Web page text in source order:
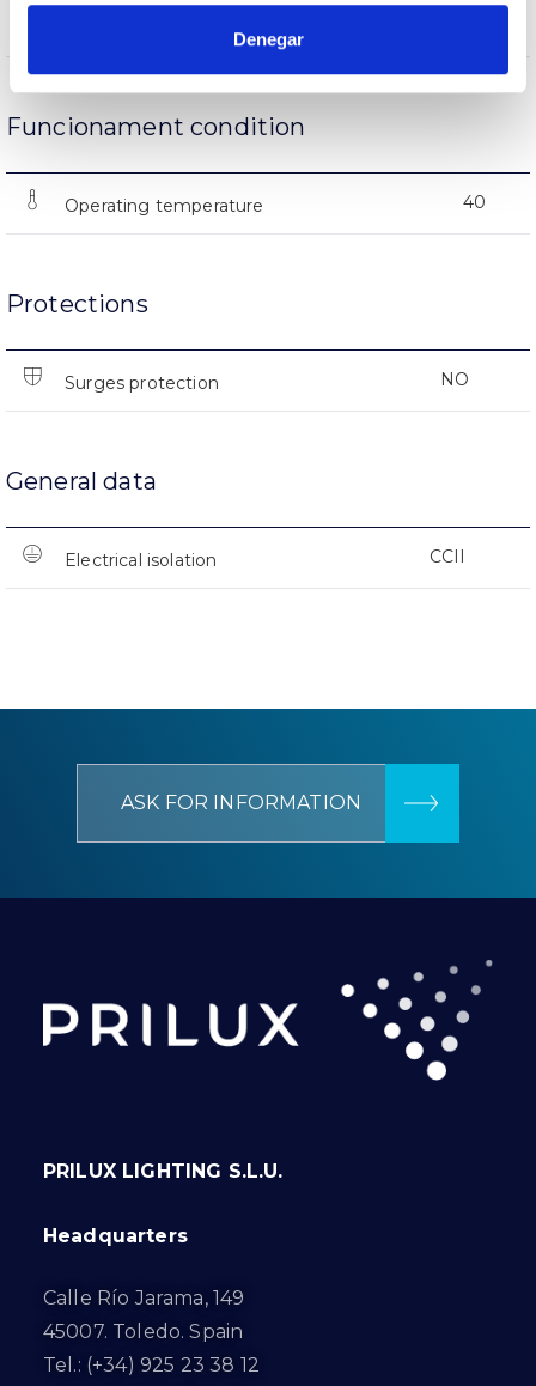
Denegar
Funcionament condition
Operating temperature 40
Protections
Surges protection NO
General data
Electrical isolation CCII
ASK FOR INFORMATION
PRILUX LIGHTING S.L.U.
Headquarters
Calle Río Jarama, 149
45007. Toledo. Spain
Tel.: (+34) 925 23 38 12